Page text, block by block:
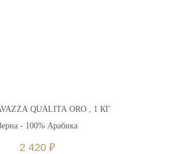
QUALITA ORO , 1 КГ
- 100% Арабика
2 420 ₽